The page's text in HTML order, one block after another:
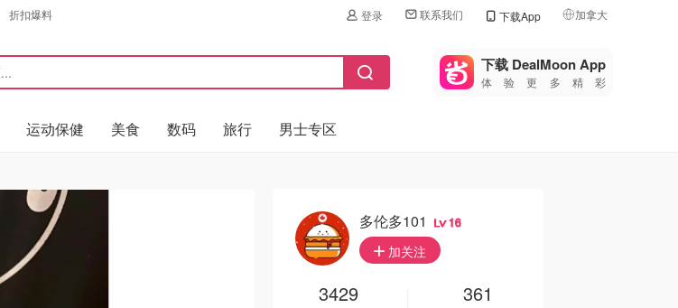
折扣爆料 登录 联系我们 下载App 加拿大
🇺🇸
美国
🇨🇳中国
🇮🇹
下载 DealMoon App
体验更多精彩
运动保健 美食 数码 旅行 男士专区
多伦多101 16
加关注
3429 361